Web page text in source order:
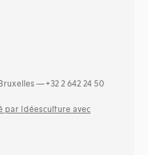
— +32 2 642 24 50
par Idéesculture avec